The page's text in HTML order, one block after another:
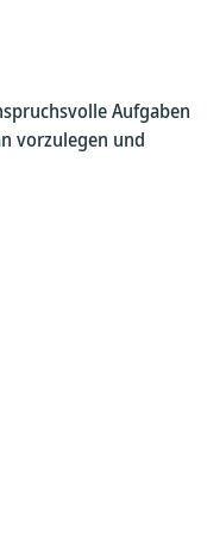
Aufgaben
vorzulegen und